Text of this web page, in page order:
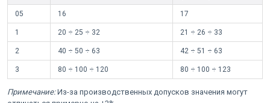
05 16 17
1 20 ÷ 25 ÷ 32 21 ÷ 26 ÷ 33
2 40 ÷ 50 ÷ 63 42 ÷ 51 ÷ 63
3 80 ÷ 100 ÷ 120 80 ÷ 100 ÷ 123
Примечание:Из-за производственных допусков значения могут